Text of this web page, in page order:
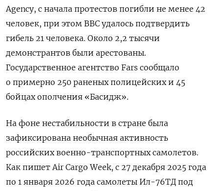
Agency, с начала протестов погибли не менее 42
человек, при этом BBC удалось подтвердить
гибель 21 человека. Около 2,2 тысячи
демонстрантов были арестованы.
Государственное агентство Fars сообщало
о примерно 250 раненых полицейских и 45
бойцах ополчения «Басидж».
На фоне нестабильности в стране была
зафиксирована необычная активность
российских военно-транспортных самолетов.
Как пишет Air Cargo Week, с 27 декабря 2025 года
по 1 января 2026 года самолеты Ил-76ТД под